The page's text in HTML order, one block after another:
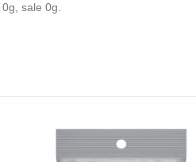
sale 0g.